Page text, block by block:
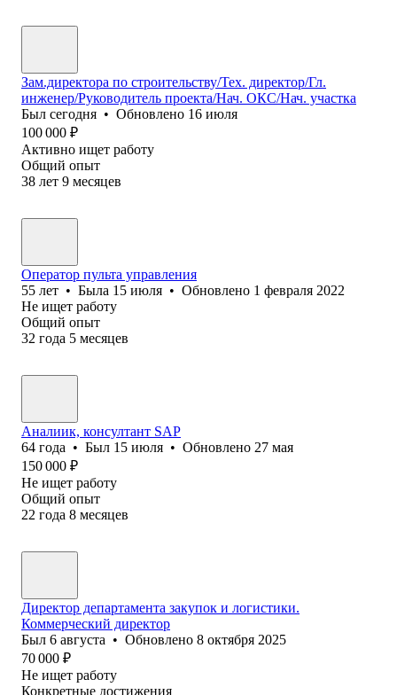
Зам.директора по строительству/Тех. директор/Гл.
инженер/Руководитель проекта/Нач. ОКС/Нач. участка
Был сегодня • Обновлено 16 июля
100 000 ₽
Активно ищет работу
Общий опыт
38 лет 9 месяцев
Оператор пульта управления
55 лет • Была 15 июля • Обновлено 1 февраля 2022
Не ищет работу
Общий опыт
32 года 5 месяцев
Аналиик, консултант SAP
64 года • Был 15 июля • Обновлено 27 мая
150 000 ₽
Не ищет работу
Общий опыт
22 года 8 месяцев
Директор департамента закупок и логистики.
Коммерческий директор
Был 6 августа • Обновлено 8 октября 2025
70 000 ₽
Не ищет работу
Конкретные достижения